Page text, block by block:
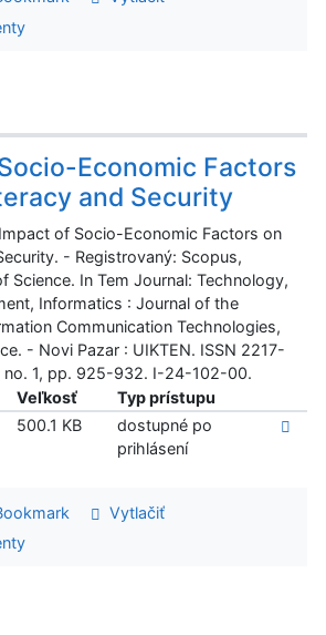
Economic Factors
and Security
of Socio-Economic Factors on
- Registrovaný: Scopus,
Science. In Tem Journal: Technology,
Informatics : Journal of the
Communication Technologies,
- Novi Pazar : UIKTEN. ISSN 2217-
no. 1, pp. 925-932. I-24-102-00.
Veľkosť
Typ prístupu
500.1 KB
dostupné po
prihlásení
Vytlačiť